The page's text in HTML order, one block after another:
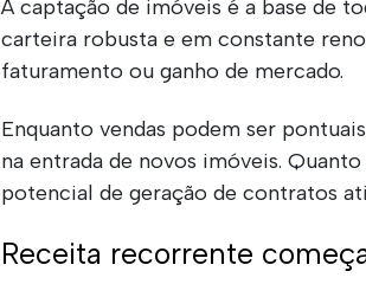
A captação de imóveis é a base de
carteira robusta e em constante
faturamento ou ganho de mercado.
Enquanto vendas podem ser
na entrada de novos imóveis.
potencial de geração de contratos
Receita recorrente